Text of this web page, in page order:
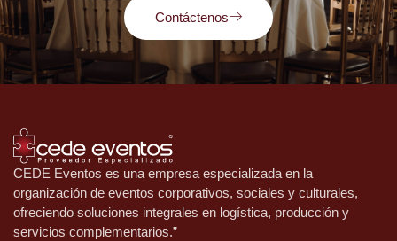
Contáctenos
CEDE Eventos es una empresa especializada en la
organización de eventos corporativos, sociales y culturales,
ofreciendo soluciones integrales en logística, producción y
servicios complementarios.”